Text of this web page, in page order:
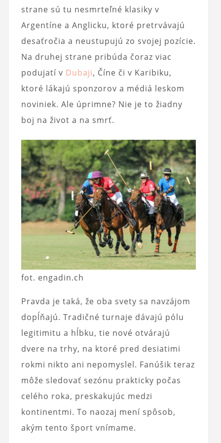
strane sú tu nesmrteľné klasiky v
Argentíne a Anglicku, ktoré pretrvávajú
desaťročia a neustupujú zo svojej pozície.
Na druhej strane pribúda čoraz viac
podujatí v Dubaji, Číne či v Karibiku,
ktoré lákajú sponzorov a médiá leskom
noviniek. Ale úprimne? Nie je to žiadny
boj na život a na smrť.
fot. engadin.ch
Pravda je taká, že oba svety sa navzájom
dopĺňajú. Tradičné turnaje dávajú pólu
legitimitu a hĺbku, tie nové otvárajú
dvere na trhy, na ktoré pred desiatimi
rokmi nikto ani nepomyslel. Fanúšik teraz
môže sledovať sezónu prakticky počas
celého roka, preskakujúc medzi
kontinentmi. To naozaj mení spôsob,
akým tento šport vnímame.